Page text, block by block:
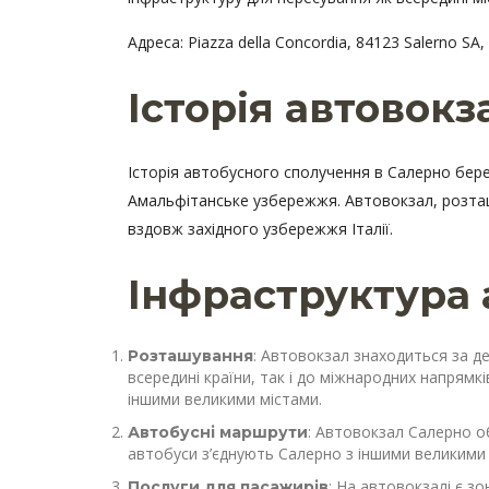
Адреса: Piazza della Concordia, 84123 Salerno
Історія
Історія автобусного сполучення в Салерно
Амальфітанське узбережжя. Автовокзал,
вздовж західного узбережжя Італії.
Розташування: Автовокзал знаходиться за
всередині країни, так і до міжнародних
іншими великими містами.
Автобусні маршрути: Автовокзал Салерно
автобуси з’єднують Салерно з іншими